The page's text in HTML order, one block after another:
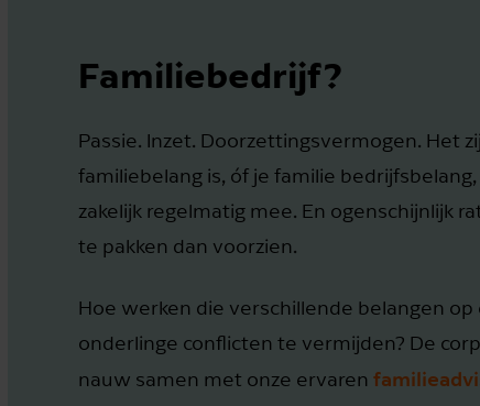
Familiebedrijf?
Passie. Inzet. Doorzettingsvermogen. Het
familiebelang is, óf je familie
zakelijk regelmatig mee. En ogenschijnlijk
te pakken dan voorzien.
Hoe werken die verschillende belangen
onderlinge conflicten te vermijden? De
nauw samen met onze ervaren